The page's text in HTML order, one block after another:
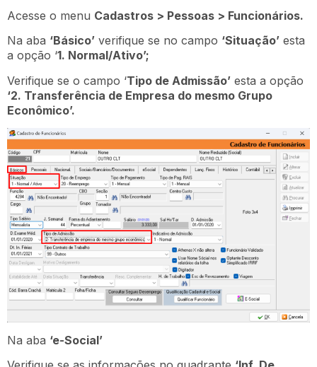
Acesse o menu Cadastros > Pessoas > Funcionários.
Na aba ‘Básico’ verifique se no campo ‘Situação’ esta
a opção ‘1. Normal/Ativo’;
Verifique se o campo ‘Tipo de Admissão’ esta a opção
‘2. Transferência de Empresa do mesmo Grupo
Econômico’.
Na aba ‘e-Social’